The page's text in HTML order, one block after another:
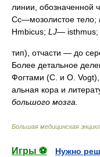
линии, обозначенной
Сс—мозолистое тело;
Hmbicus; LJ— isthmus;
тип), отчасти — до
Более детальное
Фогтами (С. и О.
альная кора и
большого мозга.
Большая медицинская
Игры ⚽
Нужно